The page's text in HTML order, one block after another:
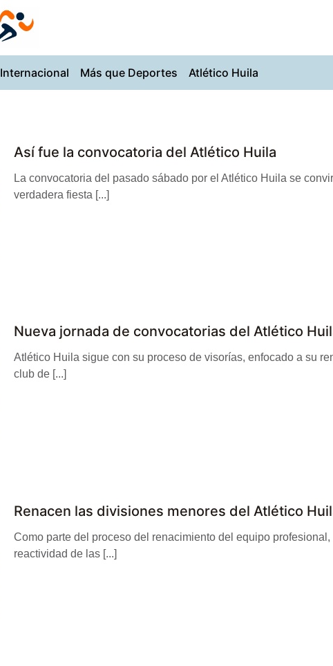
Internacional Más que Deportes Atlético Huila
Así fue la convocatoria del Atlético Huila
La convocatoria del pasado sábado por el Atlético Huila se
verdadera fiesta [...]
Nueva jornada de convocatorias del Atlético
Atlético Huila sigue con su proceso de visorías, enfocado a su
club de [...]
Renacen las divisiones menores del Atlético
Como parte del proceso del renacimiento del equipo
reactividad de las [...]